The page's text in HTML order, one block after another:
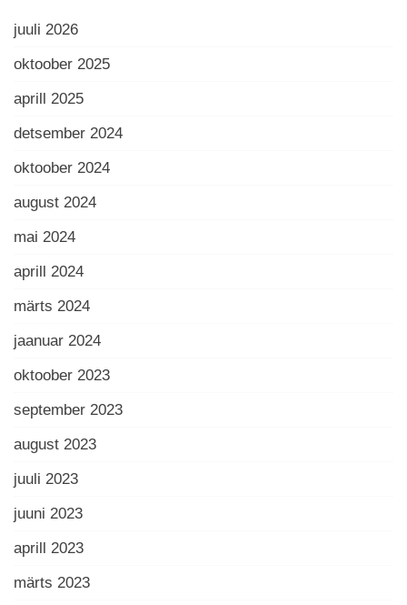
juuli 2026
oktoober 2025
aprill 2025
detsember 2024
oktoober 2024
august 2024
mai 2024
aprill 2024
märts 2024
jaanuar 2024
oktoober 2023
september 2023
august 2023
juuli 2023
juuni 2023
aprill 2023
märts 2023